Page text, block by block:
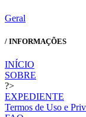
Geral
/ INFORMAÇÕES
INÍCIO
SOBRE
?>
EXPEDIENTE
Termos de Uso e